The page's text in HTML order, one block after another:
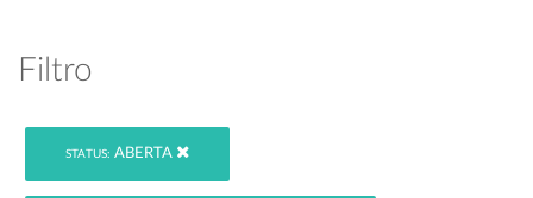
Filtro
STATUS: ABERTA